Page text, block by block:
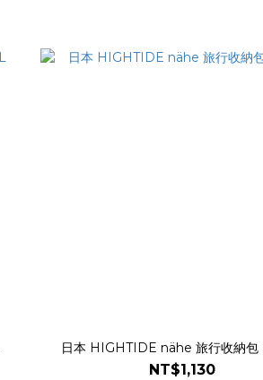
日本 HIGHTIDE nähe 旅行收納包
NT$1,130